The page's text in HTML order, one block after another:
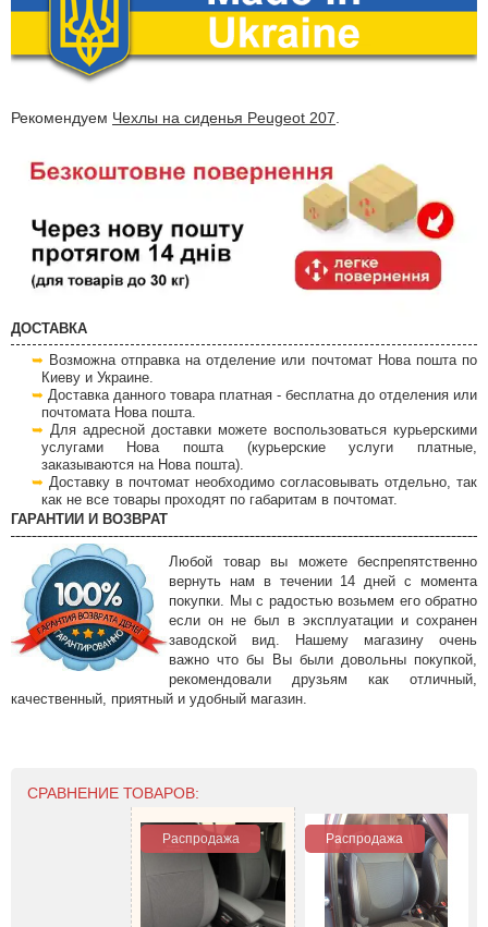
Рекомендуем Чехлы на сиденья Peugeot 207
ДОСТАВКА
Возможна отправка на отделение или почтомат Нова пошта по
Киеву и Украине.
Доставка данного товара платная - бесплатна до отделения или
почтомата Нова пошта.
Для адресной доставки можете воспользоваться курьерскими
услугами Нова пошта (курьерские услуги платные,
заказываются на Нова пошта).
Доставку в почтомат необходимо согласовывать отдельно, так
как не все товары проходят по габаритам в почтомат.
ГАРАНТИИ И ВОЗВРАТ
Любой товар вы можете беспрепятственно
вернуть нам в течении 14 дней с момента
покупки. Мы с радостью возьмем его обратно
если он не был в эксплуатации и сохранен
заводской вид. Нашему магазину очень
важно что бы Вы были довольны покупкой,
рекомендовали друзьям как отличный,
качественный, приятный и удобный магазин.
СРАВНЕНИЕ ТОВАРОВ:
Распродажа Распродажа